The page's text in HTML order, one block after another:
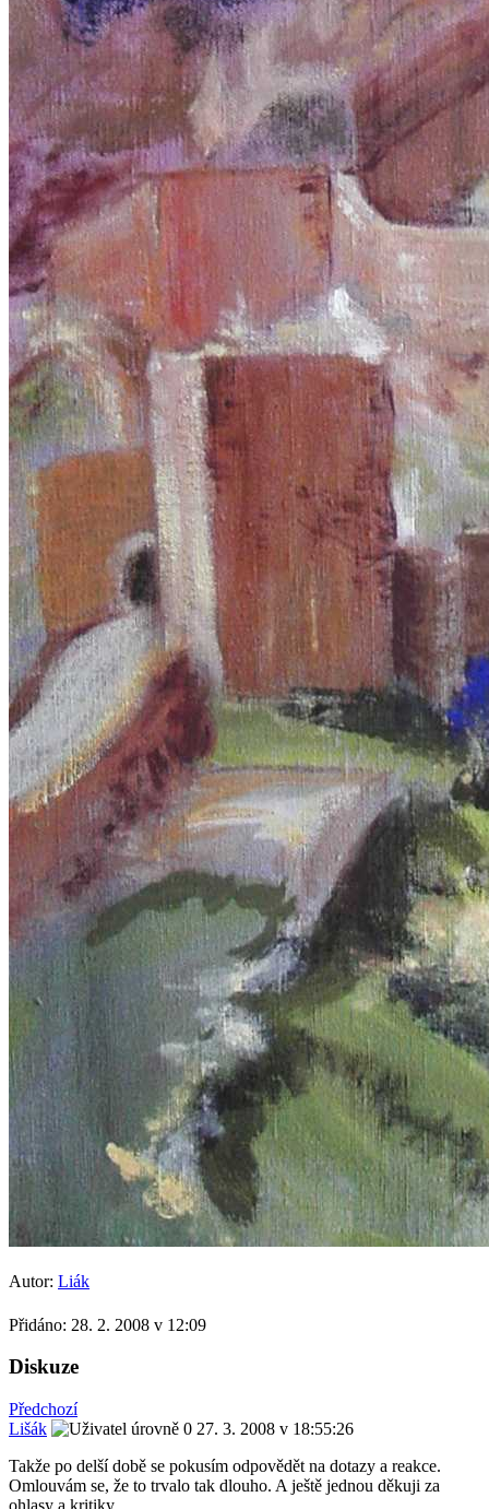
Autor: Liák
Přidáno: 28. 2. 2008 v 12:09
Diskuze
Předchozí
Lišák
27. 3. 2008 v 18:55:26
Takže po delší době se pokusím odpovědět na dotazy a reakce.
Omlouvám se, že to trvalo tak dlouho. A ještě jednou děkuji za
ohlasy a kritiky.